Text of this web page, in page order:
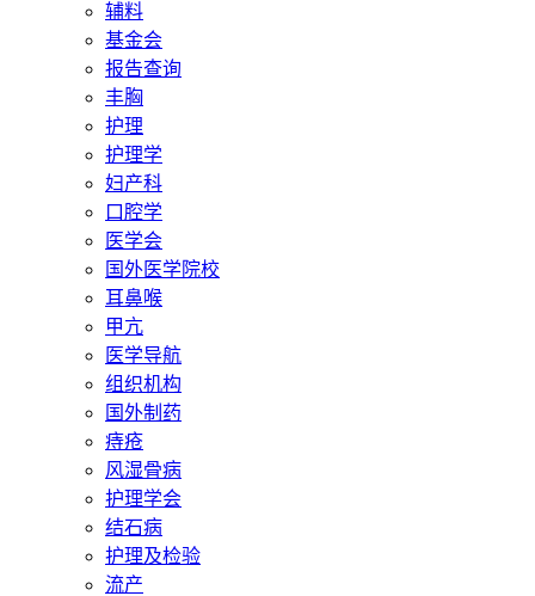
辅料
基金会
报告查询
丰胸
护理
护理学
妇产科
口腔学
医学会
国外医学院校
耳鼻喉
甲亢
医学导航
组织机构
国外制药
痔疮
风湿骨病
护理学会
结石病
护理及检验
流产